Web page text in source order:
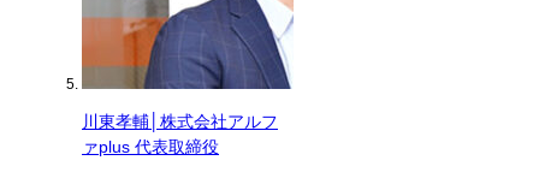
川東孝輔│株式会社アルフ
ァplus 代表取締役